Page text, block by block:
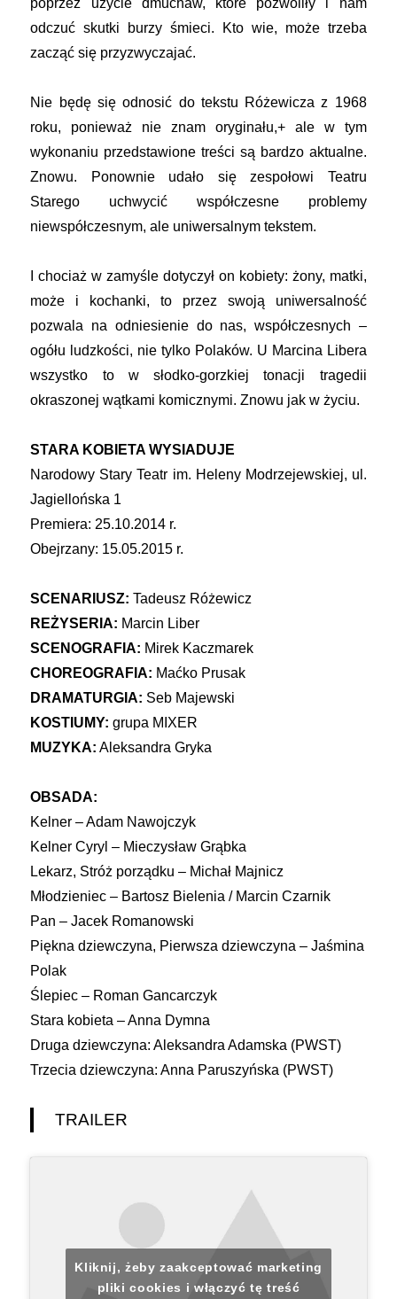
poprzez użycie dmuchaw, które pozwoliły i nam
odczuć skutki burzy śmieci. Kto wie, może trzeba
zacząć się przyzwyczajać.
Nie będę się odnosić do tekstu Różewicza z 1968
roku, ponieważ nie znam oryginału,+ ale w tym
wykonaniu przedstawione treści są bardzo aktualne.
Znowu. Ponownie udało się zespołowi Teatru
Starego uchwycić współczesne problemy
niewspółczesnym, ale uniwersalnym tekstem.
I chociaż w zamyśle dotyczył on kobiety: żony, matki,
może i kochanki, to przez swoją uniwersalność
pozwala na odniesienie do nas, współczesnych –
ogółu ludzkości, nie tylko Polaków. U Marcina Libera
wszystko to w słodko-gorzkiej tonacji tragedii
okraszonej wątkami komicznymi. Znowu jak w życiu.
STARA KOBIETA WYSIADUJE
Narodowy Stary Teatr im. Heleny Modrzejewskiej, ul.
Jagiellońska 1
Premiera: 25.10.2014 r.
Obejrzany: 15.05.2015 r.
SCENARIUSZ: Tadeusz Różewicz
REŻYSERIA: Marcin Liber
SCENOGRAFIA: Mirek Kaczmarek
CHOREOGRAFIA: Maćko Prusak
DRAMATURGIA: Seb Majewski
KOSTIUMY: grupa MIXER
MUZYKA: Aleksandra Gryka
OBSADA:
Kelner – Adam Nawojczyk
Kelner Cyryl – Mieczysław Grąbka
Lekarz, Stróż porządku – Michał Majnicz
Młodzieniec – Bartosz Bielenia / Marcin Czarnik
Pan – Jacek Romanowski
Piękna dziewczyna, Pierwsza dziewczyna – Jaśmina
Polak
Ślepiec – Roman Gancarczyk
Stara kobieta – Anna Dymna
Druga dziewczyna: Aleksandra Adamska (PWST)
Trzecia dziewczyna: Anna Paruszyńska (PWST)
TRAILER
Kliknij, żeby zaakceptować marketing
pliki cookies i włączyć tę treść